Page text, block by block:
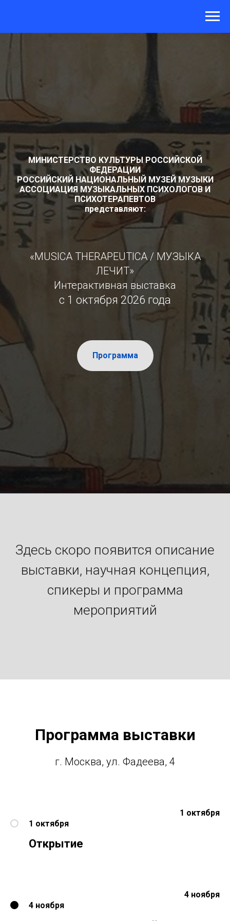
МИНИСТЕРСТВО КУЛЬТУРЫ РОССИЙСКОЙ
ФЕДЕРАЦИИ
РОССИЙСКИЙ НАЦИОНАЛЬНЫЙ МУЗЕЙ МУЗЫКИ
АССОЦИАЦИЯ МУЗЫКАЛЬНЫХ ПСИХОЛОГОВ И
ПСИХОТЕРАПЕВТОВ
представляют:
«MUSICA THERAPEUTICA / МУЗЫКА
ЛЕЧИТ»
Интерактивная выставка
с 1 октября 2026 года
Программа
Здесь скоро появится описание
выставки, научная концепция,
спикеры и программа
мероприятий
Программа выставки
г. Москва, ул. Фадеева, 4
1 октября
1 октября
Открытие
4 ноября
4 ноября